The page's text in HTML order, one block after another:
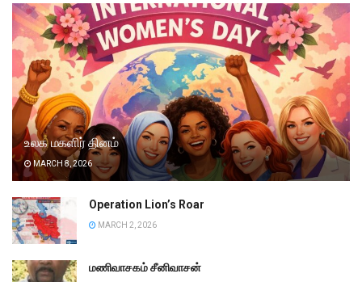
உலக மகளிர் தினம்
MARCH 8, 2026
Operation Lion’s Roar
MARCH 2, 2026
மணிவாசகம் சீனிவாசன்